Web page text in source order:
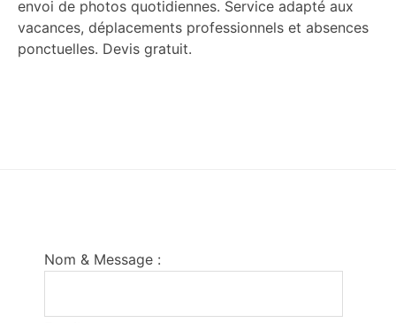
envoi de photos quotidiennes. Service adapté aux
vacances, déplacements professionnels et absences
ponctuelles. Devis gratuit.
Nom & Message :